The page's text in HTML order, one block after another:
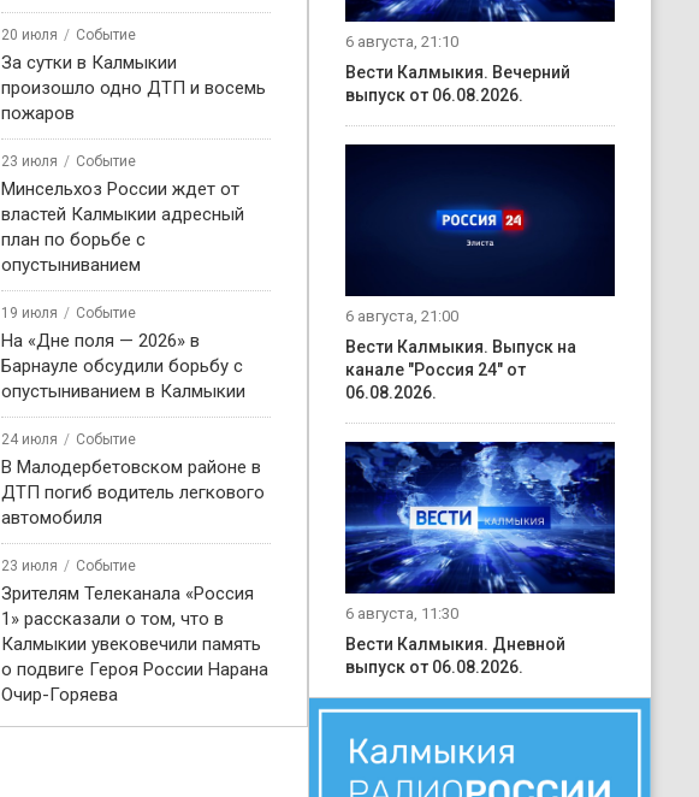
20 июля Событие
За сутки в Калмыкии
произошло одно ДТП и восемь
пожаров
23 июля Событие
Минсельхоз России ждет от
властей Калмыкии адресный
план по борьбе с
опустыниванием
19 июля Событие
На «Дне поля — 2026» в
Барнауле обсудили борьбу с
опустыниванием в Калмыкии
24 июля Событие
В Малодербетовском районе в
ДТП погиб водитель легкового
автомобиля
23 июля Событие
Зрителям Телеканала «Россия
1» рассказали о том, что в
Калмыкии увековечили память
о подвиге Героя России Нарана
Очир-Горяева
6 августа, 21:10
Вести Калмыкия. Вечерний
выпуск от 06.08.2026.
6 августа, 21:00
Вести Калмыкия. Выпуск на
канале "Россия 24" от
06.08.2026.
6 августа, 11:30
Вести Калмыкия. Дневной
выпуск от 06.08.2026.